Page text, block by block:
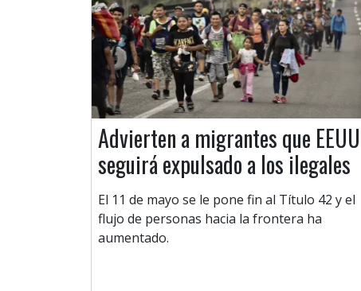
Advierten a migrantes que EEUU
seguirá expulsado a los ilegales
El 11 de mayo se le pone fin al Título 42 y el
flujo de personas hacia la frontera ha
aumentado.